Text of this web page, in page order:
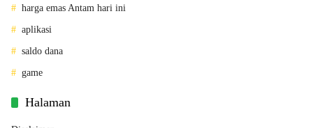
harga emas Antam hari ini
aplikasi
saldo dana
game
Halaman